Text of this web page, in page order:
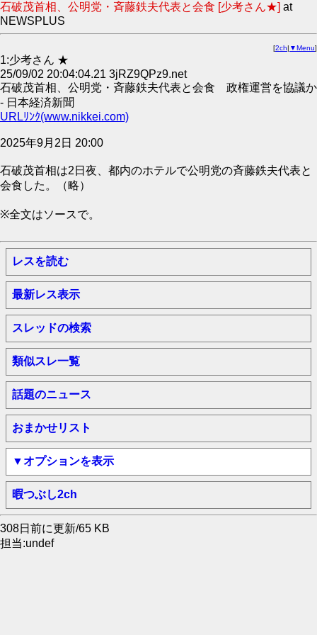
石破茂首相、公明党・斉藤鉄夫代表と会食 [少考さん★] at
NEWSPLUS
[2ch| ▼Menu]
1:少考さん ★
25/09/02 20:04:04.21 3jRZ9QPz9.net
石破茂首相、公明党・斉藤鉄夫代表と会食 政権運営を協議か
- 日本経済新聞
URLﾘﾝｸ(www.nikkei.com)
2025年9月2日 20:00
石破茂首相は2日夜、都内のホテルで公明党の斉藤鉄夫代表と
会食した。（略）
※全文はソースで。
レスを読む
最新レス表示
スレッドの検索
類似スレ一覧
話題のニュース
おまかせリスト
▼オプションを表示
暇つぶし2ch
308日前に更新/65 KB
担当:undef